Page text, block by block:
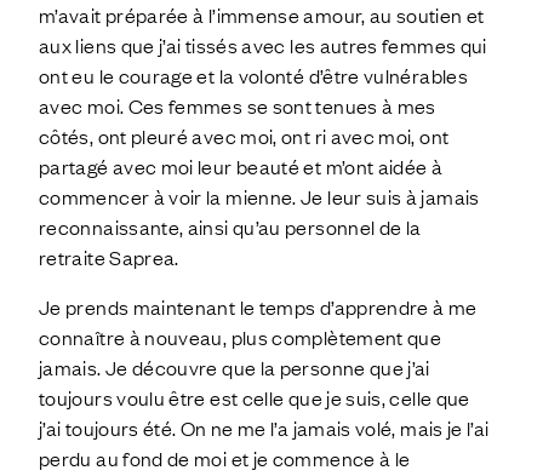
m’avait préparée à l’immense amour, au soutien et
aux liens que j’ai tissés avec les autres femmes qui
ont eu le courage et la volonté d’être vulnérables
avec moi. Ces femmes se sont tenues à mes
côtés, ont pleuré avec moi, ont ri avec moi, ont
partagé avec moi leur beauté et m’ont aidée à
commencer à voir la mienne. Je leur suis à jamais
reconnaissante, ainsi qu’au personnel de la
retraite Saprea.
Je prends maintenant le temps d’apprendre à me
connaître à nouveau, plus complètement que
jamais. Je découvre que la personne que j’ai
toujours voulu être est celle que je suis, celle que
j’ai toujours été. On ne me l’a jamais volé, mais je l’ai
perdu au fond de moi et je commence à le